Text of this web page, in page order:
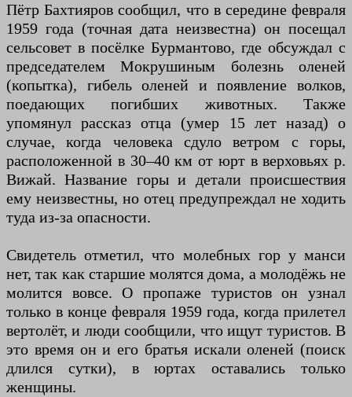
Пётр Бахтияров сообщил, что в середине февраля
1959 года (точная дата неизвестна) он посещал
сельсовет в посёлке Бурмантово, где обсуждал с
председателем Мокрушиным болезнь оленей
(копытка), гибель оленей и появление волков,
поедающих погибших животных. Также
упомянул рассказ отца (умер 15 лет назад) о
случае, когда человека сдуло ветром с горы,
расположенной в 30–40 км от юрт в верховьях р.
Вижай. Название горы и детали происшествия
ему неизвестны, но отец предупреждал не ходить
туда из-за опасности.
Свидетель отметил, что молебных гор у манси
нет, так как старшие молятся дома, а молодёжь не
молится вовсе. О пропаже туристов он узнал
только в конце февраля 1959 года, когда прилетел
вертолёт, и люди сообщили, что ищут туристов. В
это время он и его братья искали оленей (поиск
длился сутки), в юртах оставались только
женщины.